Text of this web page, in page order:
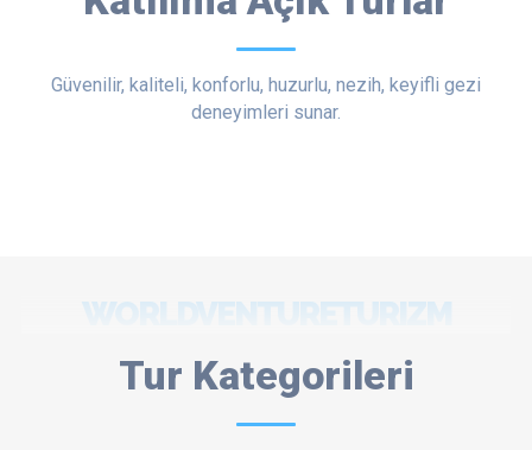
Güvenilir, kaliteli, konforlu, huzurlu, nezih, keyifli gezi
deneyimleri sunar.
Tur Kategorileri
WORLDVENTURETURIZM